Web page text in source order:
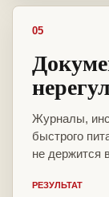
05
Журналы,
быстрого
не держится
РЕЗУЛЬТАТ